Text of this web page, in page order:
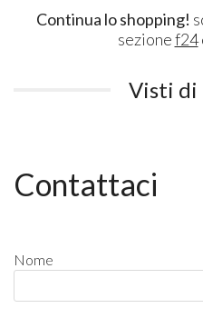
Continua lo shopping!
sezionef24
Visti di
Contattaci
Nome